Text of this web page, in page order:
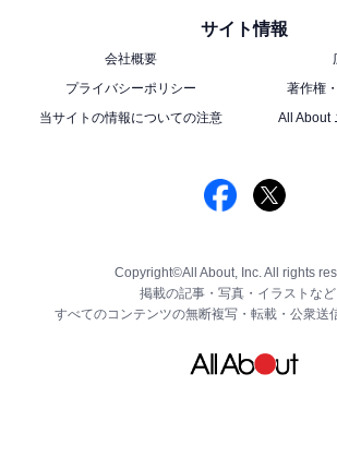
サイト情報
会社概要
プライバシーポリシー
著作権
当サイトの情報についての注意
All About
Copyright©All About, Inc. All rights
掲載の記事・写真・イラストなど
すべてのコンテンツの無断複写・転載・公衆送